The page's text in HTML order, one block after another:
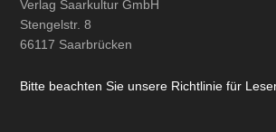
Verlag Saarkultur GmbH
Stengelstr. 8
66117 Saarbrücken
Bitte beachten Sie unsere Richtlinie für